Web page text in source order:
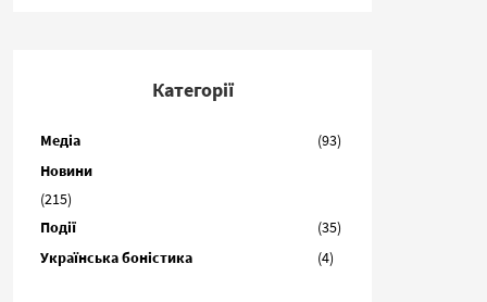
Категорії
Медіа
(93)
Новини
(215)
Події
(35)
Українська боністика
(4)